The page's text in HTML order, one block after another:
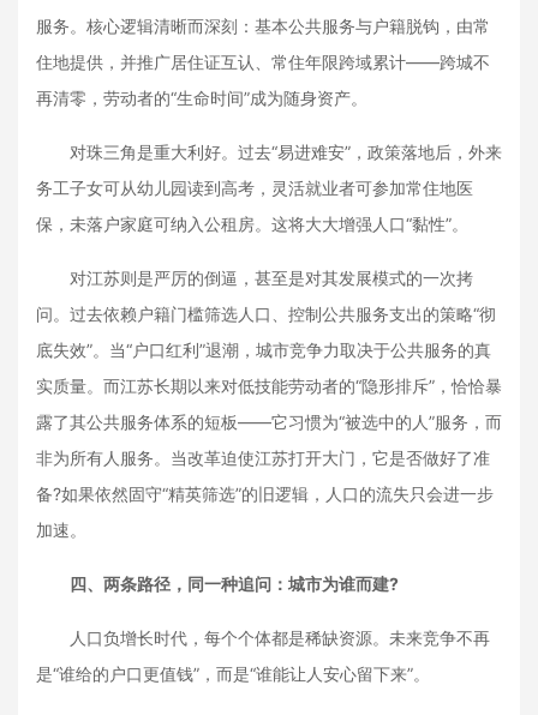
服务。核心逻辑清晰而深刻：基本公共服务与户籍脱钩，由常
住地提供，并推广居住证互认、常住年限跨域累计——跨城不
再清零，劳动者的“生命时间”成为随身资产。
对珠三角是重大利好。过去“易进难安”，政策落地后，外来
务工子女可从幼儿园读到高考，灵活就业者可参加常住地医
保，未落户家庭可纳入公租房。这将大大增强人口“黏性”。
对江苏则是严厉的倒逼，甚至是对其发展模式的一次拷
问。过去依赖户籍门槛筛选人口、控制公共服务支出的策略“彻
底失效”。当“户口红利”退潮，城市竞争力取决于公共服务的真
实质量。而江苏长期以来对低技能劳动者的“隐形排斥”，恰恰暴
露了其公共服务体系的短板——它习惯为“被选中的人”服务，而
非为所有人服务。当改革迫使江苏打开大门，它是否做好了准
备?如果依然固守“精英筛选”的旧逻辑，人口的流失只会进一步
加速。
四、两条路径，同一种追问：城市为谁而建?
人口负增长时代，每个个体都是稀缺资源。未来竞争不再
是“谁给的户口更值钱”，而是“谁能让人安心留下来”。